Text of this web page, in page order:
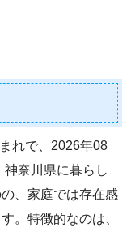
れで、2026年08
奈川県に暮らし
、家庭では存在感
。特徴的なのは、